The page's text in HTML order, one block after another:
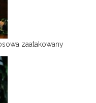
zaatakowany